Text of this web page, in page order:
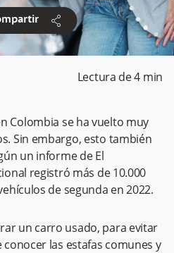
share
Lectura de4 min
Colombia se ha vuelto muy
Sin embargo, esto también
un informe de El
registró más de 10.000
de segunda en 2022.
un carro usado, para evitar
las estafas comunes y